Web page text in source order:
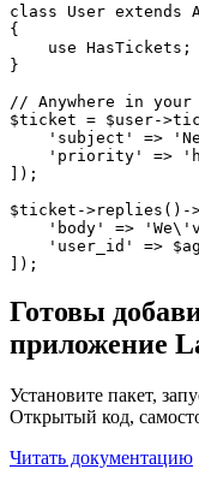
class
User extends
{
use HasTickets ;
}
// Anywhere in
$ticket = $user->
'subject'
=>
'priority'
=>
]);
$ticket ->replies ()-
'body'
=>
'user_id'
=>
]);
Готовы
приложение
Установите пакет,
Открытый код,
Читать документацию